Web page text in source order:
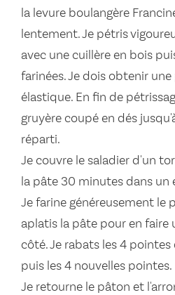
la levure boulangère
lentement. Je pétris
avec une cuillère en bois
farinées. Je dois obtenir
élastique. En fin de
gruyère coupé en dés
réparti.
Je couvre le saladier d'un
la pâte 30 minutes dans un
Je farine généreusement le
aplatis la pâte pour en faire
côté. Je rabats les 4 pointes
puis les 4 nouvelles pointes.
Je retourne le pâton et